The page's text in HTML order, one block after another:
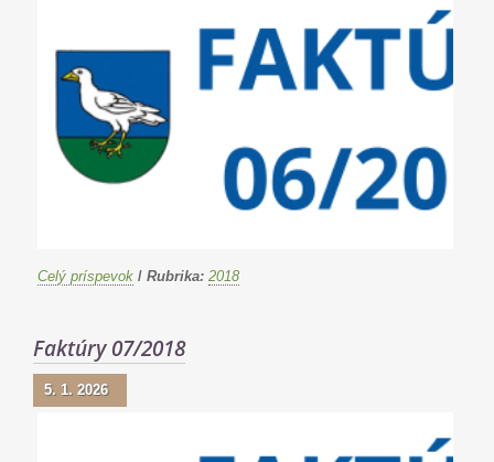
Celý príspevok / Rubrika: 2018
Faktúry 07/2018
5. 1. 2026